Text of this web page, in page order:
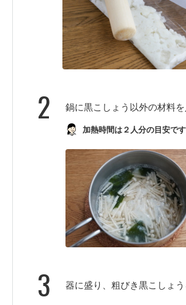
2 鍋に黒こしょう以外の材料
加熱時間は２人分の目安です
3 器に盛り、粗びき黒こしょう